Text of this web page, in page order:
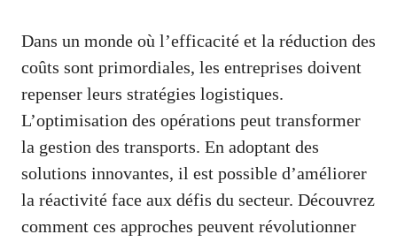
Dans un monde où l’efficacité et la réduction des
coûts sont primordiales, les entreprises doivent
repenser leurs stratégies logistiques.
L’optimisation des opérations peut transformer
la gestion des transports. En adoptant des
solutions innovantes, il est possible d’améliorer
la réactivité face aux défis du secteur. Découvrez
comment ces approches peuvent révolutionner